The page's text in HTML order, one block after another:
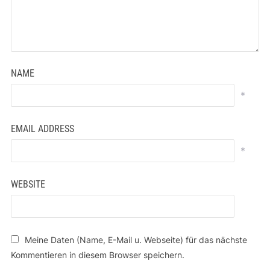
NAME
*
EMAIL ADDRESS
*
WEBSITE
Meine Daten (Name, E-Mail u. Webseite) für das nächste
Kommentieren in diesem Browser speichern.